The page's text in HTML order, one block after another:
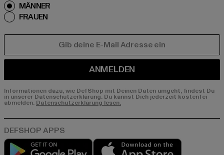
MÄNNER
FRAUEN
ANMELDEN
Informationen dazu, wie DefShop mit Deinen Daten umgeht, findest Du
in unserer Datenschutzerklärung. Du kannst Dich jederzeit kostenfei
abmelden. Datenschutzerklärung lesen.
Play market